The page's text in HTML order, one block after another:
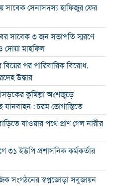
সাবেক সেনাসদস্য হাফিজুর ফের
সাবেক ৩ জন সভাপতি স্মরণে
মাহফিল
বিয়ের পর পারিবারিক বিরোধ,
উদ্ধার
কুমিল্লা অংশজুড়ে
যানবাহন : চরম ভোগান্তিতে
যাওয়ার পথে প্রাণ গেল নারীর
৩১ ইউপি প্রশাসনিক কর্মকর্তার
সংগঠনের স্বপ্নজোড়া সবুজায়ন